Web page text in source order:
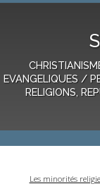
EVANGELIQUES /
RELIGIONS,
Les minorités